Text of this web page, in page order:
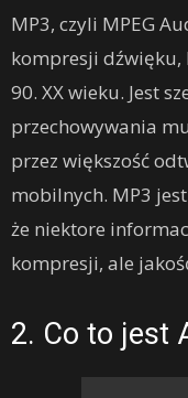
MP3, czyli MPEG
kompresji dźwięku,
90. XX wieku. Jest
przechowywania
przez większość
mobilnych. MP3
że niektore
kompresji, ale
2. Co to jest